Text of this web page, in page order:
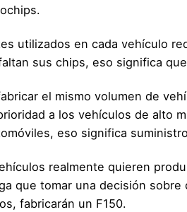
utilizados en cada vehículo
sus chips, eso significa
el mismo volumen de
a los vehículos de alto
eso significa
realmente quieren
que tomar una decisión
fabricarán un F150.